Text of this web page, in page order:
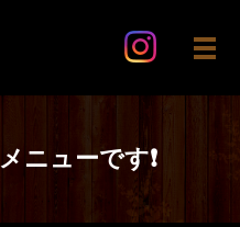
メ
ニューです❗